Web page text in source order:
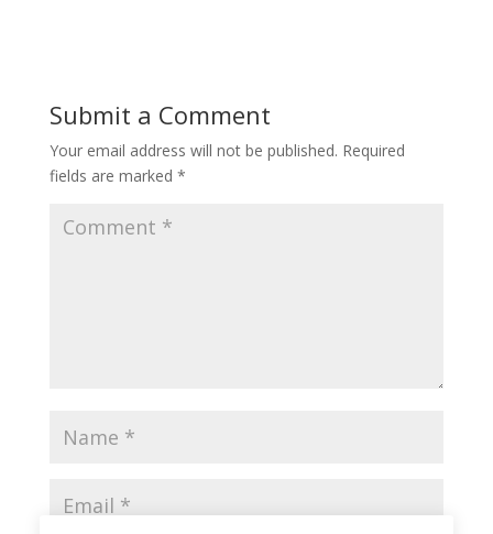
Submit a Comment
Your email address will not be published. Required
fields are marked *